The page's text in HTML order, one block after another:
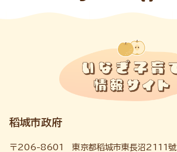
稻城市政府
〒206-8601 東京都稻城市東長沼2111號